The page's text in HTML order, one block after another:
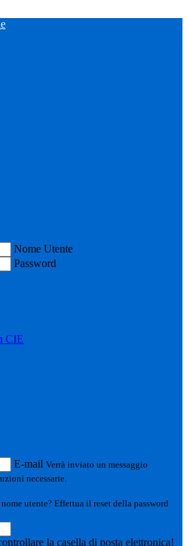
Nome Utente
Password
CIE
E-mail Verrà inviato un messaggio
necessarie.
utente? Effettua il reset della password
la casella di posta elettronica!